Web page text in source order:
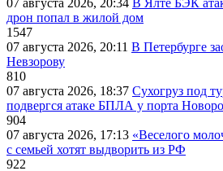
07 августа 2026, 20:34 В Ялте БЭК
дрон попал в жилой дом
1547
07 августа 2026, 20:11 В Петербурге
Невзорову
810
07 августа 2026, 18:37 Сухогруз под
подвергся атаке БПЛА у порта
904
07 августа 2026, 17:13 «Веселого
с семьей хотят выдворить из РФ
922